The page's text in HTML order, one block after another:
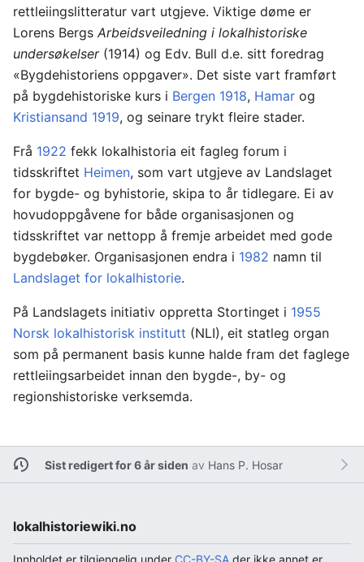
rettleiingslitteratur vart utgjeve. Viktige døme er
Lorens Bergs Arbeidsveiledning i lokalhistoriske
undersøkelser(1914) og Edv. Bull d.e. sitt foredrag
«Bygdehistoriens oppgaver». Det siste vart framført
på bygdehistoriske kurs i Bergen 1918, Hamar og
Kristiansand 1919, og seinare trykt fleire stader.
Frå 1922 fekk lokalhistoria eit fagleg forum i
tidsskriftet Heimen, som vart utgjeve av Landslaget
for bygde- og byhistorie, skipa to år tidlegare. Ei av
hovudoppgåvene for både organisasjonen og
tidsskriftet var nettopp å fremje arbeidet med gode
bygdebøker. Organisasjonen endra i 1982 namn til
Landslaget for lokalhistorie.
På Landslagets initiativ oppretta Stortinget i 1955
Norsk lokalhistorisk institutt (NLI), eit statleg organ
som på permanent basis kunne halde fram det faglege
rettleiingsarbeidet innan den bygde-, by- og
regionshistoriske verksemda.
Sist redigert for 6 år siden av Hans P. Hosar
lokalhistoriewiki.no